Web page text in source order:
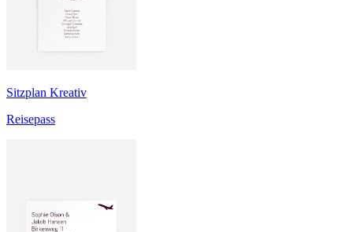
Sitzplan Kreativ
Reisepass